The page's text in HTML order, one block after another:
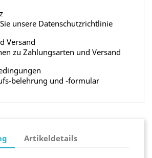
unsere Datenschutzrichtlinie
Versand
zu Zahlungsarten und Versand
belehrung und -formular
Artikeldetails